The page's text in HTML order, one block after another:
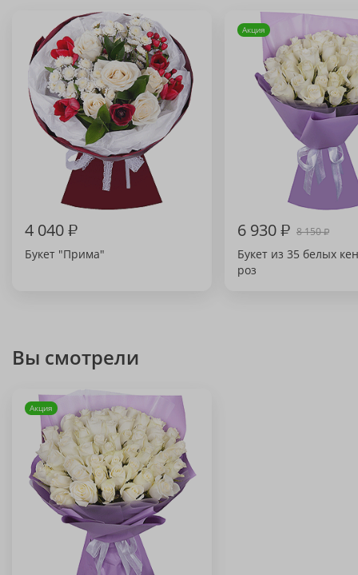
4 040₽
Букет "Прима"
Акция
6 930₽ 8 150₽
Букет из 35 белых
роз
Вы смотрели
Акция